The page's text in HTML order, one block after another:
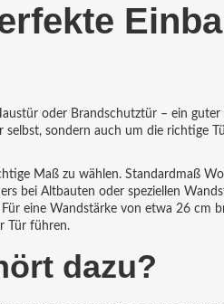
oder Brandschutztür – ein guter
sondern auch um die richtige
Maß zu wählen. Standardmaß
bei Altbauten oder speziellen
eine Wandstärke von etwa 26 cm
Tür führen.
dazu?